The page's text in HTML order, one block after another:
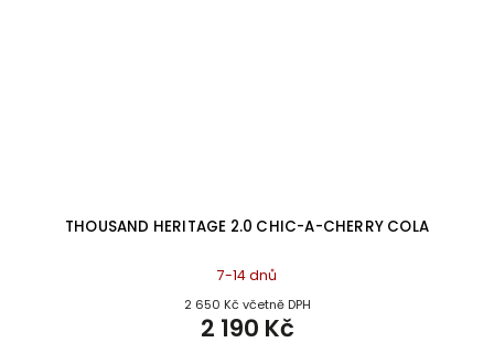
THOUSAND HERITAGE 2.0 CHIC-A-CHERRY COLA
7-14 dnů
2 650 Kč včetně DPH
2 190 Kč